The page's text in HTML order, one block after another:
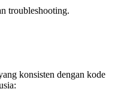
troubleshooting.
konsisten dengan kode